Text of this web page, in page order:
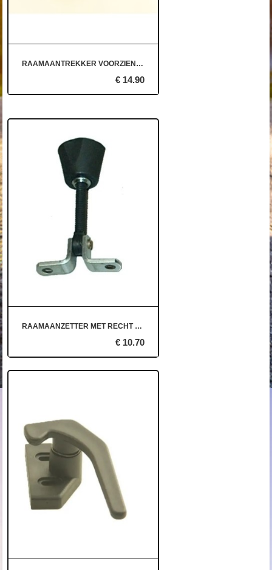
RAAMAANTREKKER VOORZIEN VAN SLOT. POLYFIX
€ 14.90
RAAMAANZETTER MET RECHT VOETJE
€ 10.70